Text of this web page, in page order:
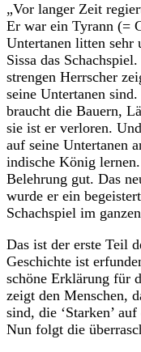
„Vor langer Zeit
Er war ein Tyrann (=
Untertanen litten sehr
Sissa das
strengen Herrscher
seine Untertanen
braucht die Bauern,
sie ist er verloren.
auf seine Untertanen
indische König
Belehrung gut. Das
wurde er ein
Schachspiel im
Das ist der erste Teil
Geschichte ist
schöne Erklärung für
zeigt den Menschen,
sind, die ‘Starken’
Nun folgt die